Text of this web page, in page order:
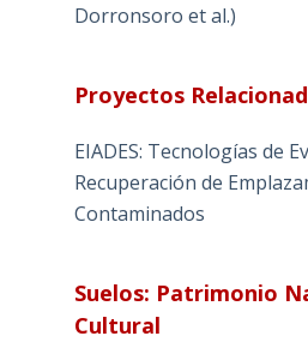
Dorronsoro et al.)
Proyectos
EIADES: Tecnologías de
Recuperación de
Contaminados
Suelos: Patrimonio
Cultural